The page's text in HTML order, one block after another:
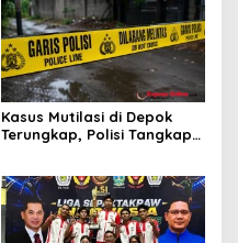
Kasus Mutilasi di Depok
Terungkap, Polisi Tangkap